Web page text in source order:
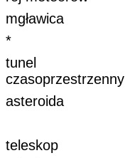
mgławica
*
tunel
czasoprzestrzenny
asteroida
teleskop